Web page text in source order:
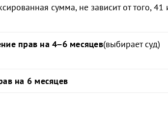
сумма, не зависит от того, 41
прав на 4–6 месяцев(выбирает суд)
на 6 месяцев